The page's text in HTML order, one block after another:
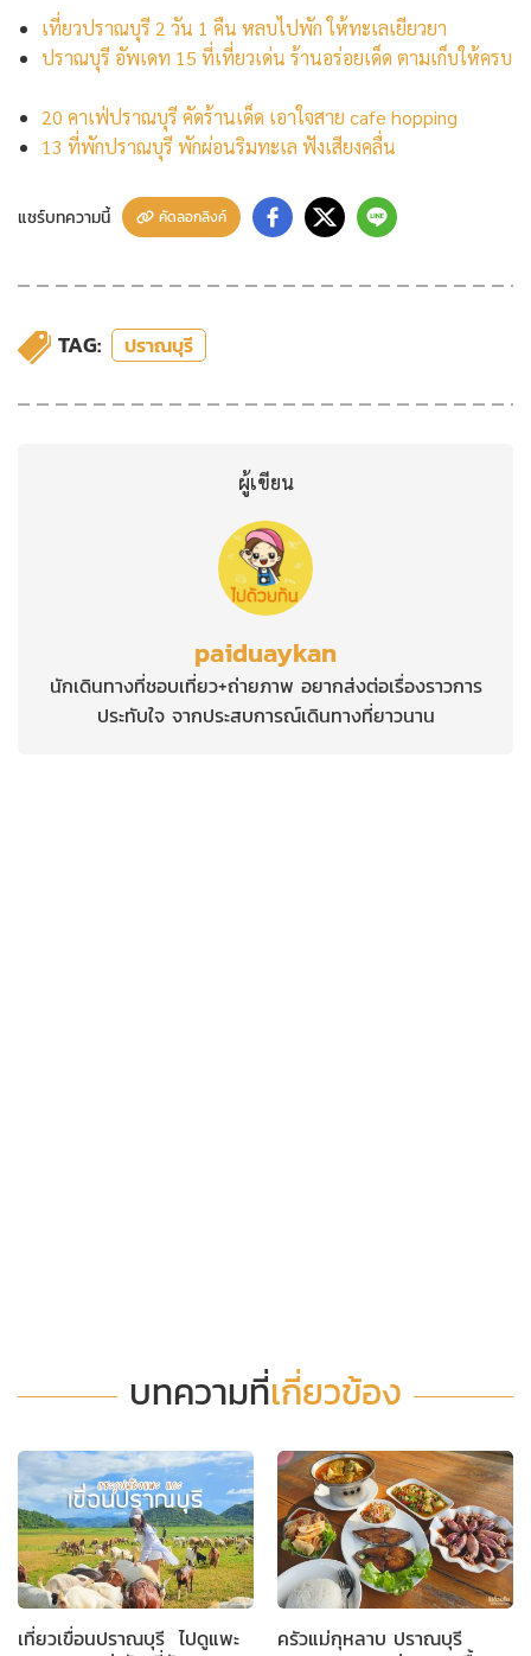
เที่ยวปราณบุรี 2 วัน 1 คืน หลบไปพัก ให้ทะเลเยียวยา
ปราณบุรี อัพเดท 15 ที่เที่ยวเด่น ร้านอร่อยเด็ด ตามเก็บให้ครบ
20 คาเฟ่ปราณบุรี คัดร้านเด็ด เอาใจสาย cafe hopping
13 ที่พักปราณบุรี พักผ่อนริมทะเล ฟังเสียงคลื่น
แชร์บทความนี้ คัดลอกลิงค์
TAG: ปราณบุรี
ผู้เขียน
paiduaykan
นักเดินทางที่ชอบเที่ยว+ถ่ายภาพ อยากส่งต่อเรื่องราวการ
ประทับใจ จากประสบการณ์เดินทางที่ยาวนาน
บทความที่เกี่ยวข้อง
เที่ยวเขื่อนปราณบุรี ไปดูแพะ
ครัวแม่กุหลาบ ปราณบุรี